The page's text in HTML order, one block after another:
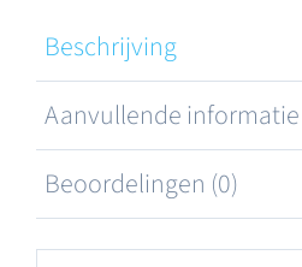
Beschrijving
Aanvullende informatie
Beoordelingen (0)